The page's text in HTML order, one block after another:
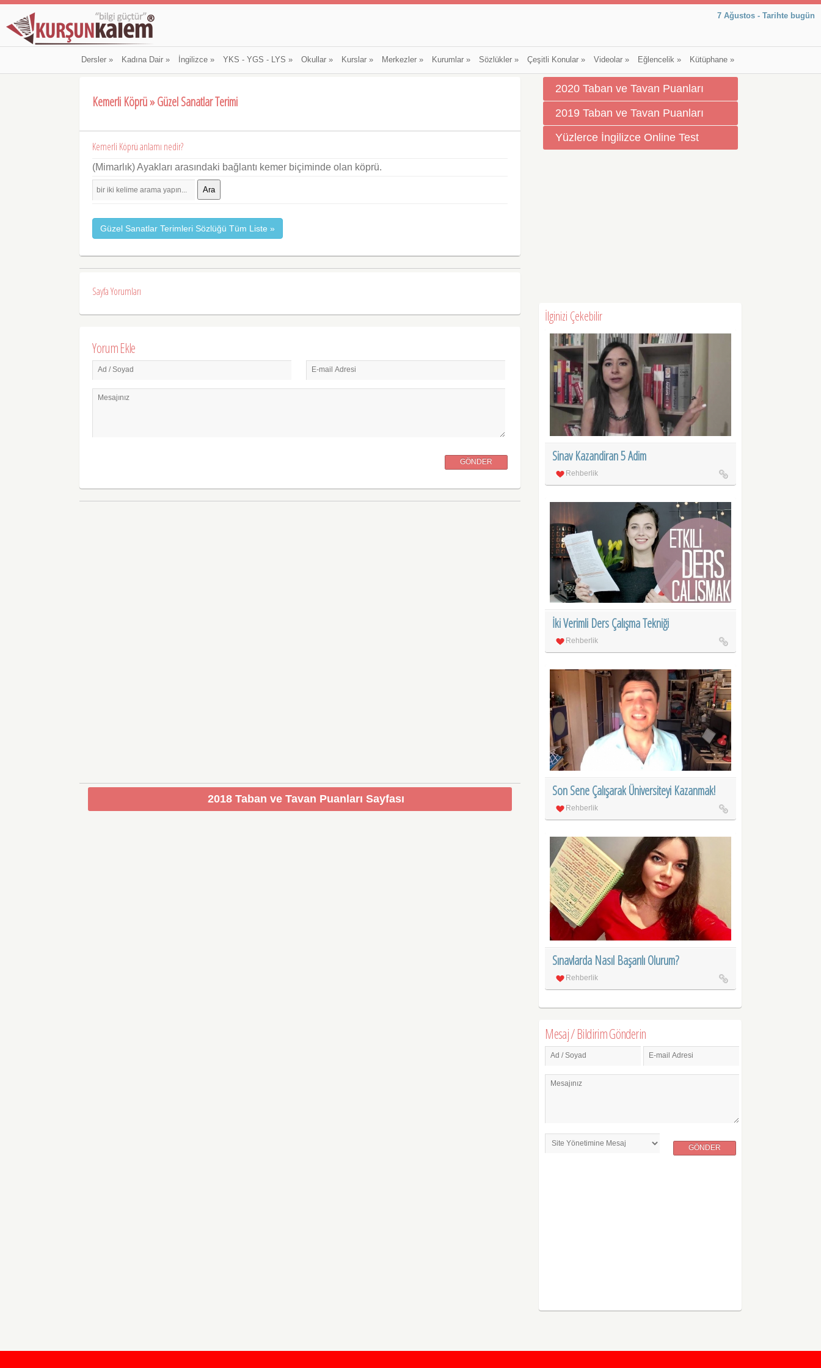
7 Ağustos - Tarihte bugün
Dersler» Kadına Dair» İngilizce» YKS - YGS - LYS » Okullar» Kurslar» Merkezler» Kurumlar» Sözlükler» Çeşitli Konular» Videolar» Eğlencelik» Kütüphane»
Kemerli Köprü » Güzel Sanatlar Terimi
Kemerli Köprü anlamı nedir?
(Mimarlık) Ayakları arasındaki bağlantı kemer biçiminde olan köprü.
Ara
Güzel Sanatlar Terimleri Sözlüğü Tüm Liste »
Sayfa Yorumları
Yorum Ekle
Ad / Soyad E-mail Adresi
Mesajınız
GÖNDER
2018 Taban ve Tavan Puanları Sayfası
2020 Taban ve Tavan Puanları
2019 Taban ve Tavan Puanları
Yüzlerce İngilizce Online Test
İlginizi Çekebilir
Sinav Kazandiran 5 Adim
Rehberlik
İki Verimli Ders Çalışma Tekniği
Rehberlik
Son Sene Çalışarak Üniversiteyi Kazanmak!
Rehberlik
Sınavlarda Nasıl Başarılı Olurum?
Rehberlik
Mesaj / Bildirim Gönderin
Ad / Soyad E-mail Adresi
Mesajınız
GÖNDER